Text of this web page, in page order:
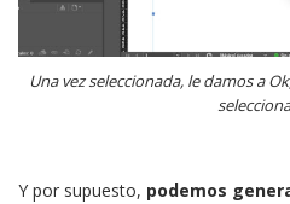
Una vez seleccionada, le damos a
Y por supuesto, podemos